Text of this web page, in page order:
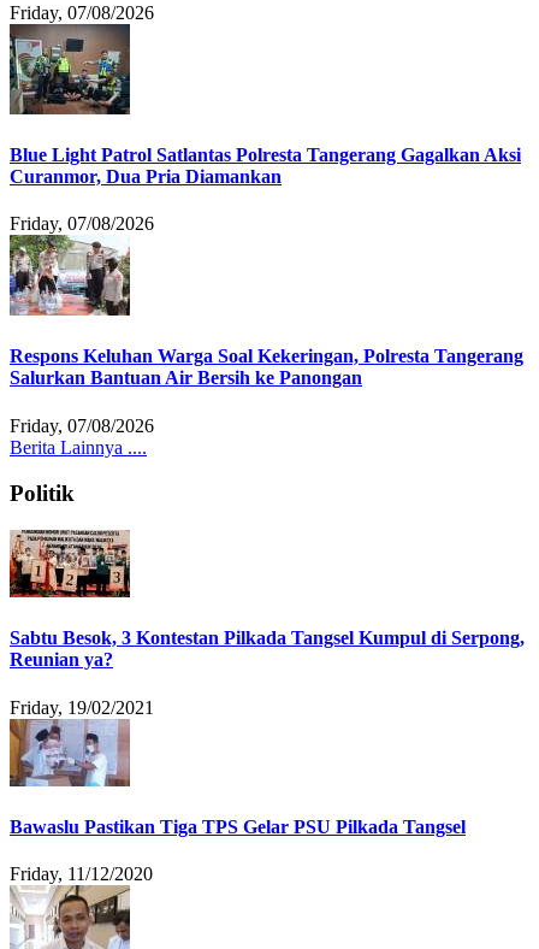
Friday, 07/08/2026
Blue Light Patrol Satlantas Polresta Tangerang Gagalkan Aksi
Curanmor, Dua Pria Diamankan
Friday, 07/08/2026
Respons Keluhan Warga Soal Kekeringan, Polresta Tangerang
Salurkan Bantuan Air Bersih ke Panongan
Friday, 07/08/2026
Berita Lainnya ....
Politik
Sabtu Besok, 3 Kontestan Pilkada Tangsel Kumpul di Serpong,
Reunian ya?
Friday, 19/02/2021
Bawaslu Pastikan Tiga TPS Gelar PSU Pilkada Tangsel
Friday, 11/12/2020